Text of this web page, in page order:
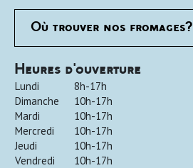
Où trouver nos fromages?
Heures d'ouverture
Lundi
8h-17h
Dimanche
10h-17h
Mardi
10h-17h
Mercredi
10h-17h
Jeudi
10h-17h
Vendredi
10h-17h